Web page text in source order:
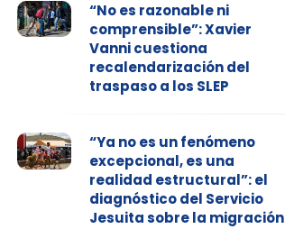
“No es razonable ni
comprensible”: Xavier
Vanni cuestiona
recalendarización del
traspaso a los SLEP
“Ya no es un fenómeno
excepcional, es una
realidad estructural”: el
diagnóstico del Servicio
Jesuita sobre la migración